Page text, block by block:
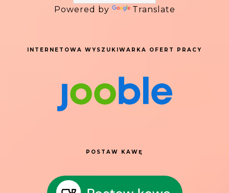
Powered by Translate
INTERNETOWA WYSZUKIWARKA OFERT PRACY
POSTAW KAWĘ